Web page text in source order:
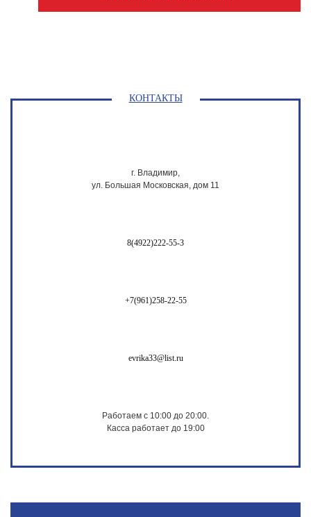
КОНТАКТЫ
г. Владимир,
ул. Большая Московская, дом 11
8(4922)222-55-3
+7(961)258-22-55
evrika33@list.ru
Работаем с 10:00 до 20:00.
Касса работает до 19:00